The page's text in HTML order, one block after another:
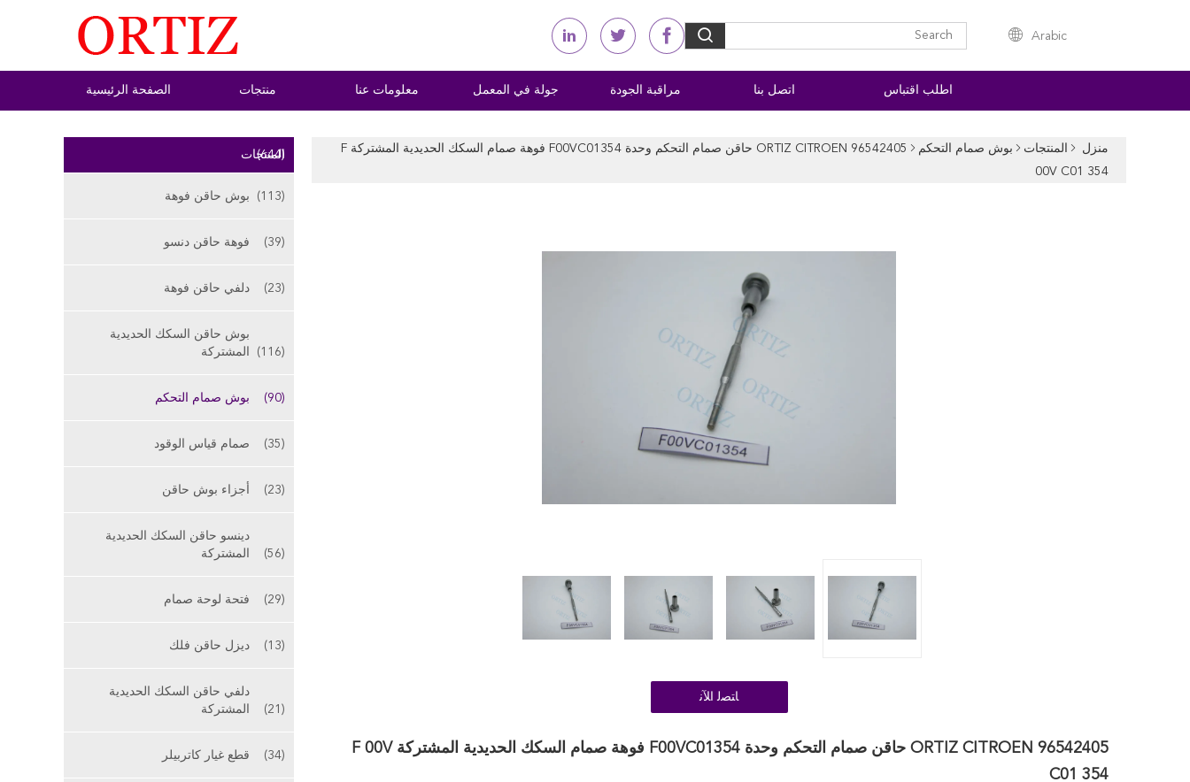
Arabic
الصفحة الرئيسية منتجات معلومات عنا جولة في المعمل مراقبة الجودة اتصل بنا اطلب اقتباس
المنتجات(644)
بوش حاقن فوهة (113)
فوهة حاقن دنسو (39)
دلفي حاقن فوهة (23)
بوش حاقن السكك الحديدية
المشتركة
(116)
بوش صمام التحكم (90)
صمام قياس الوقود (35)
أجزاء بوش حاقن (23)
دينسو حاقن السكك الحديدية
المشتركة
(56)
فتحة لوحة صمام (29)
ديزل حاقن فلك (13)
دلفي حاقن السكك الحديدية
المشتركة
(21)
قطع غيار كاتربيلر (34)
منزل المنتجات بوش صمام التحكم
ORTIZ CITROEN 96542405 حاقن صمام التحكم وحدة F00VC01354 فوهة صمام السكك الحديدية المشتركة F
00V C01 354
ﺎﺘﺼﻟ ﺍﻶﻧ
ORTIZ CITROEN 96542405 حاقن صمام التحكم وحدة F00VC01354 فوهة صمام السكك الحديدية المشتركة F 00V
C01 354